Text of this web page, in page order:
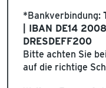
*Bankverbindung:
| IBAN DE14
DRESDEFF200
Bitte achten Sie
auf die richtige